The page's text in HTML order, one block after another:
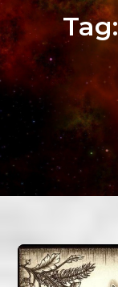
Tag: